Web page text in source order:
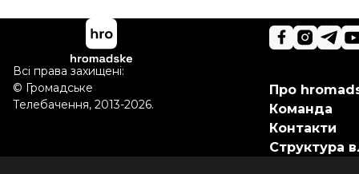
Про
Команда
Контакти
Структура
Всі права захищені:
© Громадське
Телебачення, 2013-2026.